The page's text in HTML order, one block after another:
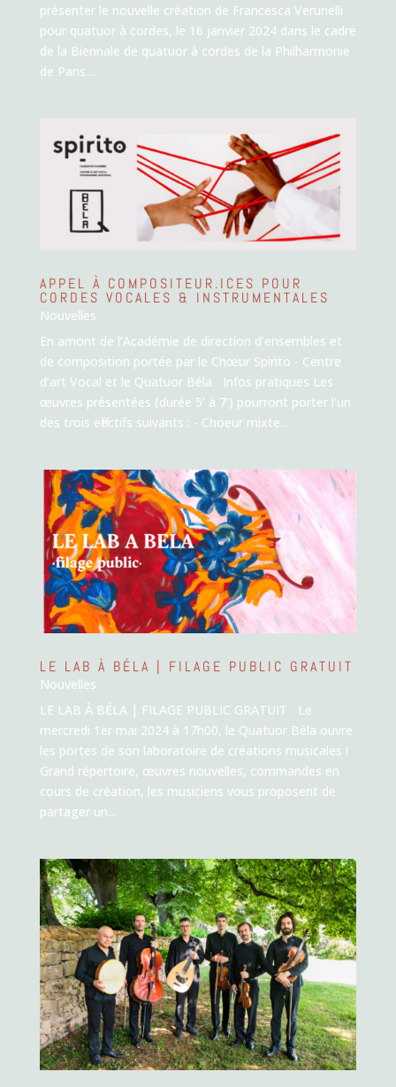
présenter le nouvelle création de Francesca Verunelli
pour quatuor à cordes, le 16 janvier 2024 dans le cadre
de la Biennale de quatuor à cordes de la Philharmonie
de Paris....
APPEL À COMPOSITEUR.ICES POUR
CORDES VOCALES & INSTRUMENTALES
Nouvelles
En amont de l’Académie de direction d’ensembles et
de composition portée par le Chœur Spirito - Centre
d’art Vocal et le Quatuor Béla Infos pratiques Les
œuvres présentées (durée 5’ à 7’) pourront porter l’un
des trois effectifs suivants : - Choeur mixte...
LE LAB À BÉLA | FILAGE PUBLIC GRATUIT
Nouvelles
LE LAB À BÉLA | FILAGE PUBLIC GRATUIT Le
mercredi 1er mai 2024 à 17h00, le Quatuor Béla ouvre
les portes de son laboratoire de créations musicales !
Grand répertoire, œuvres nouvelles, commandes en
cours de création, les musiciens vous proposent de
partager un...